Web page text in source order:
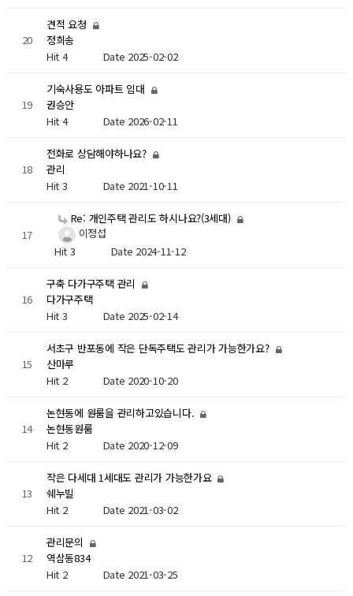
20
견적 요청
정희송
Hit 4 Date 2025-02-02
19
기숙사용도 아파트 임대
권승안
Hit 4 Date 2026-02-11
18
전화로 상담해야하나요?
관리
Hit 3 Date 2021-10-11
17
Re: 개인주택 관리도 하시나요?(3세대)
이정섭
Hit 3 Date 2024-11-12
16
구축 다가구주택 관리
다가구주택
Hit 3 Date 2025-02-14
15
서초구 반포동에 작은 단독주택도 관리가 가능한가요?
산마루
Hit 2 Date 2020-10-20
14
논현동에 원룸을 관리하고있습니다.
논현동원룸
Hit 2 Date 2020-12-09
13
작은 다세대 1세대도 관리가 가능한가요
쉐누빌
Hit 2 Date 2021-03-02
12
관리문의
역삼동834
Hit 2 Date 2021-03-25